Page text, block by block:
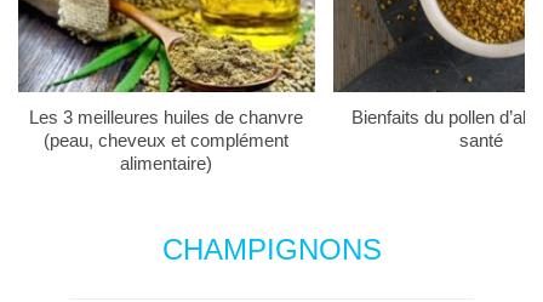
Les 3 meilleures huiles de chanvre
(peau, cheveux et complément
alimentaire)
Bienfaits du pollen
santé
CHAMPIGNONS